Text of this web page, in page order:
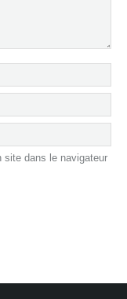
site dans le navigateur